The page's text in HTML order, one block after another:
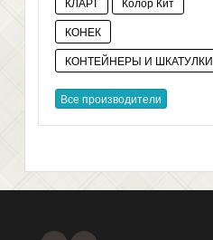
КОНЕК
КОНТЕЙНЕРЫ И ШКАТУЛКИ
Все производители